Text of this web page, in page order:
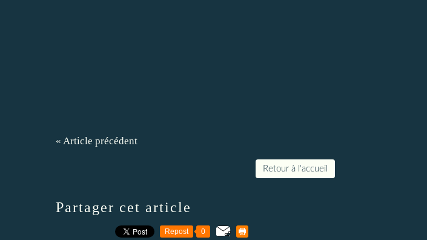
« Article précédent
Retour à l'accueil
Partager cet article
Repost 0